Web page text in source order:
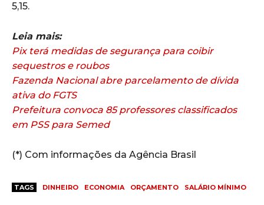
5,15.
Leia mais:
Pix terá medidas de segurança para coibir
sequestros e roubos
Fazenda Nacional abre parcelamento de dívida
ativa do FGTS
Prefeitura convoca 85 professores classificados
em PSS para Semed
(*) Com informações da Agência Brasil
TAGS DINHEIRO ECONOMIA ORÇAMENTO SALÁRIO MÍNIMO